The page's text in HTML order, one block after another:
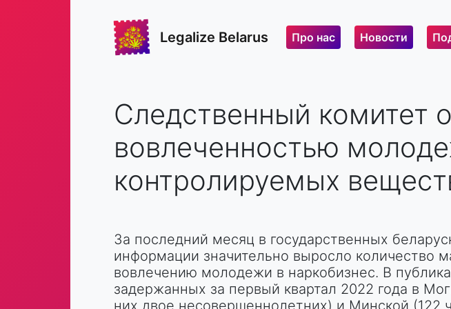
Legalize Belarus Про нас Новости
Следственный комитет
вовлеченностью
контролируемых
За последний месяц в государственных
информации значительно выросло количество
вовлечению молодежи в наркобизнес. В
задержанных за первый квартал 2022 года в
них двое несовершеннолетних) и Минской (122